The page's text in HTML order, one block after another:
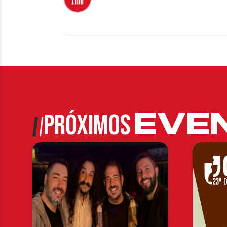
PRÓXIMOS